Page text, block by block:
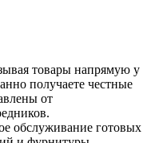
товары напрямую у
получаете честные
от
обслуживание готовых